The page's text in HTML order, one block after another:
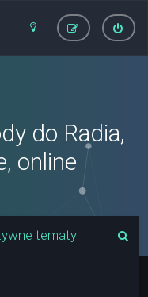
do Radia,
online
tematy